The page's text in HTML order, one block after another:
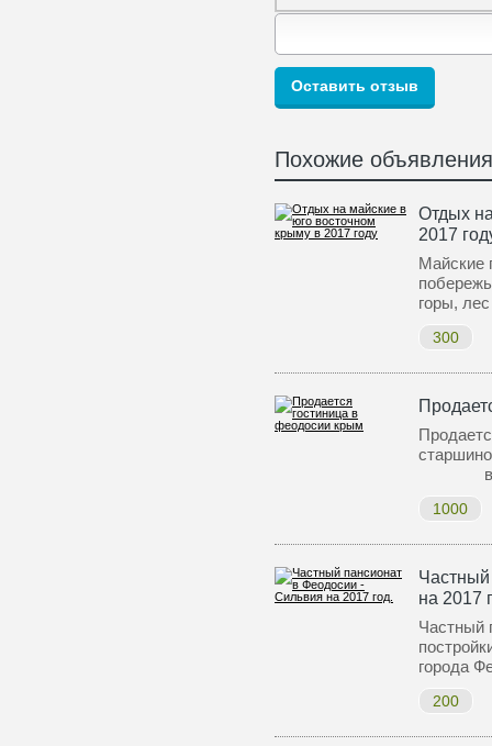
Похожие объявления
Отдых
2017
Майские
горы,
300
в
1000
на 2017
Частный
города
200